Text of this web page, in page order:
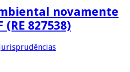
novamente
827538)